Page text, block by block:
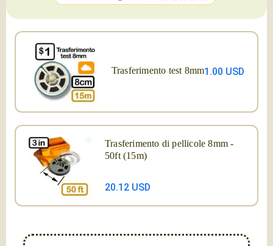
Trasferimento test 8mm1.00 USD
Trasferimento di pellicole 8mm -
50ft (15m)
20.12 USD